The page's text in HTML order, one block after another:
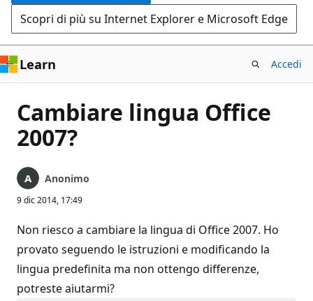
Scopri di più su Internet Explorer e Microsoft Edge
Learn Accedi
Cambiare lingua Office
2007?
Anonimo
9 dic 2014, 17:49
Non riesco a cambiare la lingua di Office 2007. Ho
provato seguendo le istruzioni e modificando la
lingua predefinita ma non ottengo differenze,
potreste aiutarmi?